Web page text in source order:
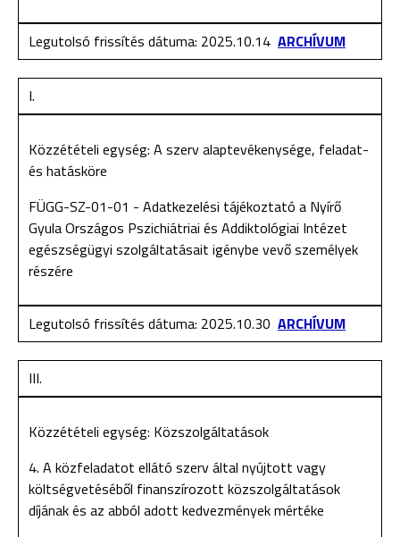
Legutolsó frissítés dátuma: 2025.10.14 ARCHÍVUM
I.
Közzétételi egység: A szerv alaptevékenysége, feladat-
és hatásköre
FÜGG-SZ-01-01 - Adatkezelési tájékoztató a Nyírő
Gyula Országos Pszichiátriai és Addiktológiai Intézet
egészségügyi szolgáltatásait igénybe vevő személyek
részére
Legutolsó frissítés dátuma: 2025.10.30 ARCHÍVUM
III.
Közzétételi egység: Közszolgáltatások
4. A közfeladatot ellátó szerv által nyújtott vagy
költségvetéséből finanszírozott közszolgáltatások
díjának és az abból adott kedvezmények mértéke